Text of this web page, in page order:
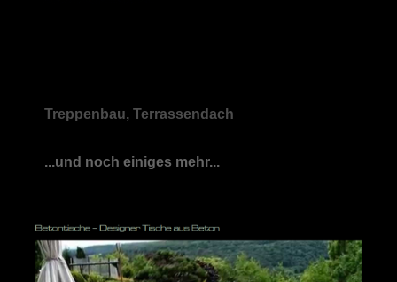
Treppenbau, Terrassendach
...und noch einiges mehr...